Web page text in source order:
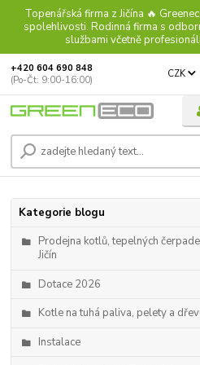
Topenářská firma z Jičína 🔥
spolehlivosti. Rodinná firma s
službami včetně
CZK
+420 604 690 848
(Po-Čt: 9:00-16:00)
Kategorie blogu
Prodejna kotlů, tepelných
Jičín
Dotace 2026
Kotle na tuhá paliva, pelety a
Instalace